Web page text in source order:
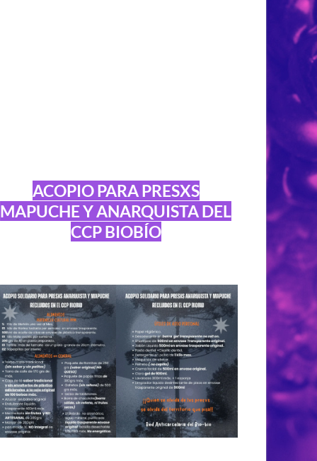
ACOPIO PARA PRESXS
MAPUCHE Y ANARQUISTA DEL
CCP BIOBÍO